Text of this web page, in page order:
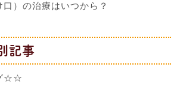
口）の治療はいつから？
記事
☆☆